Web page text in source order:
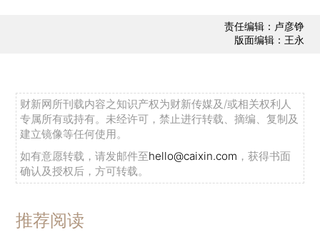
责任编辑：卢彦铮
版面编辑：王永
财新网所刊载内容之知识产权为财新传媒及/或相关权利人
专属所有或持有。未经许可，禁止进行转载、摘编、复制及
建立镜像等任何使用。
如有意愿转载，请发邮件至hello@caixin.com ，获得书面
确认及授权后，方可转载。
推荐阅读